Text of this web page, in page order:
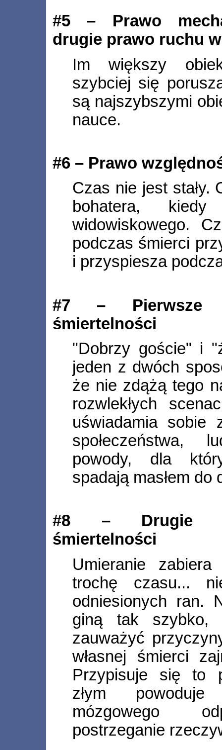
#5 – Prawo
drugie prawo ruchu
Im większy
szybciej się
są najszybszymi
nauce.
#6 – Prawo
Czas nie jest stały.
bohatera,
widowiskowego.
podczas śmierci
i przyspiesza
#7 – Pierwsze
śmiertelności
"Dobrzy goście" i
jeden z dwóch
że nie zdążą tego
rozwlekłych
uświadamia sobie
społeczeństwa,
powody, dla
spadają masłem do
#8 – Drugie
śmiertelności
Umieranie
trochę czasu...
odniesionych ran.
giną tak szybko,
zauważyć
własnej śmierci
Przypisuje się to
złym powoduje
mózgowego
postrzeganie